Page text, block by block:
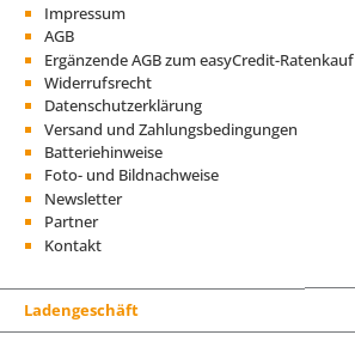
Impressum
AGB
Ergänzende AGB zum easyCredit-Ratenkauf
Widerrufsrecht
Datenschutzerklärung
Versand und Zahlungsbedingungen
Batteriehinweise
Foto- und Bildnachweise
Newsletter
Partner
Kontakt
Ladengeschäft